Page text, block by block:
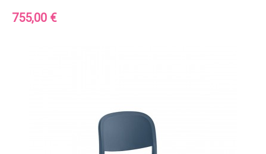
Prix
755,00 €